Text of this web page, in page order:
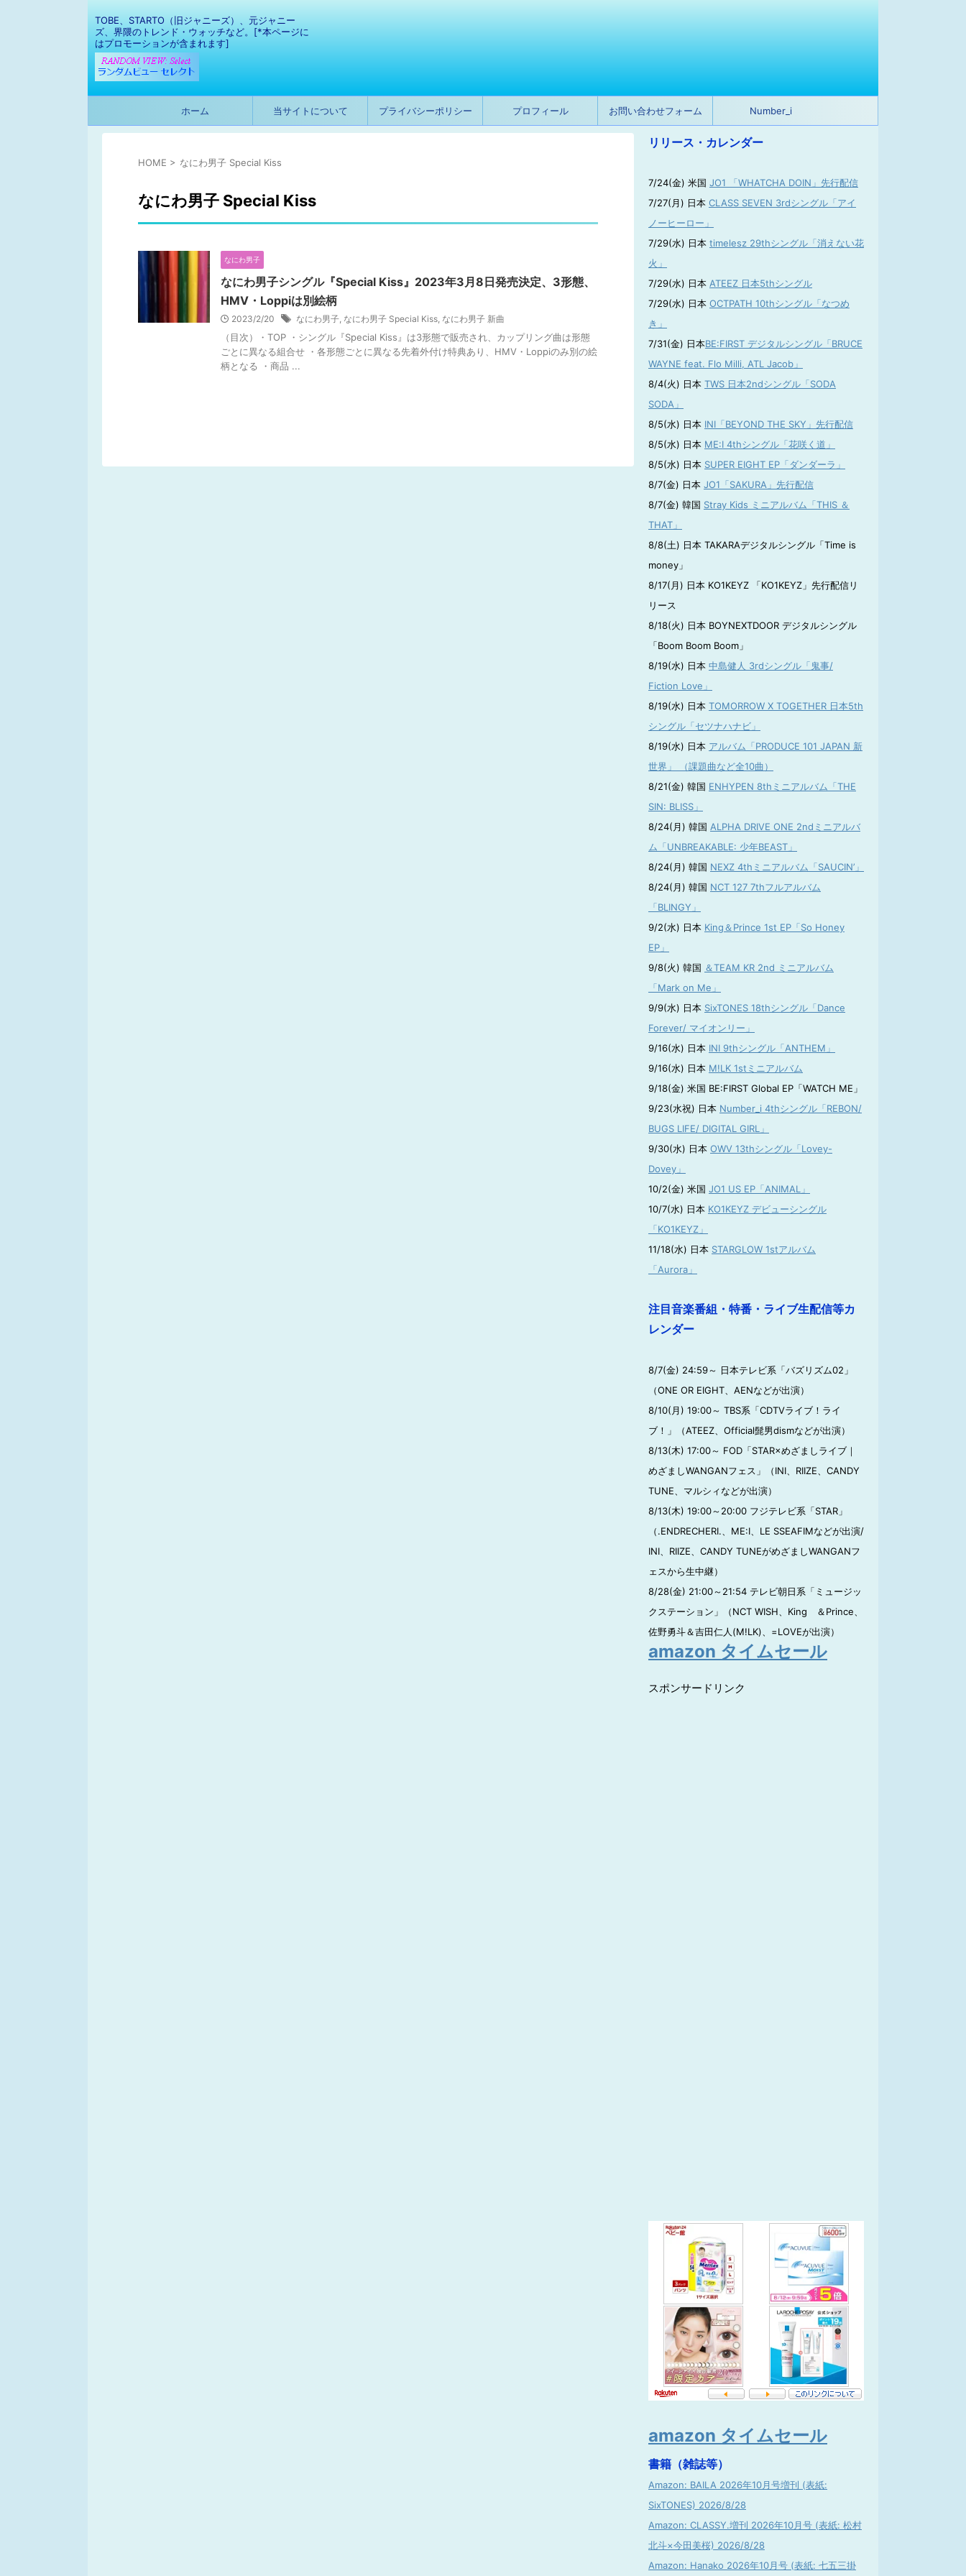
TOBE、STARTO（旧ジャニーズ）、元ジャニー
ズ、界隈のトレンド・ウォッチなど。[*本ページに
はプロモーションが含まれます]
ホーム 当サイトについて プライバシーポリシー プロフィール お問い合わせフォーム Number_i
HOME > なにわ男子 Special Kiss
なにわ男子 Special Kiss
なにわ男子
なにわ男子シングル『Special Kiss』2023年3月8日発売決定、3形態、
HMV・Loppiは別絵柄
2023/2/20 なにわ男子, なにわ男子 Special Kiss, なにわ男子 新曲
（目次）・TOP ・シングル『Special Kiss』は3形態で販売され、カップリング曲は形態
ごとに異なる組合せ ・各形態ごとに異なる先着外付け特典あり、HMV・Loppiのみ別の絵
柄となる ・商品 ...
リリース・カレンダー
7/24(金) 米国 JO1 「WHATCHA DOIN」先行配信
7/27(月) 日本 CLASS SEVEN 3rdシングル「アイ
ノーヒーロー」
7/29(水) 日本 timelesz 29thシングル「消えない花
火」
7/29(水) 日本 ATEEZ 日本5thシングル
7/29(水) 日本 OCTPATH 10thシングル「なつめ
き」
7/31(金) 日本BE:FIRST デジタルシングル「BRUCE
WAYNE feat. Flo Milli, ATL Jacob」
8/4(火) 日本 TWS 日本2ndシングル「SODA
SODA」
8/5(水) 日本 INI「BEYOND THE SKY」先行配信
8/5(水) 日本 ME:I 4thシングル「花咲く道」
8/5(水) 日本 SUPER EIGHT EP「ダンダーラ」
8/7(金) 日本 JO1「SAKURA」先行配信
8/7(金) 韓国 Stray Kids ミニアルバム「THIS ＆
THAT」
8/8(土) 日本 TAKARAデジタルシングル「Time is
money」
8/17(月) 日本 KO1KEYZ 「KO1KEYZ」先行配信リ
リース
8/18(火) 日本 BOYNEXTDOOR デジタルシングル
「Boom Boom Boom」
8/19(水) 日本 中島健人 3rdシングル「鬼事/
Fiction Love」
8/19(水) 日本 TOMORROW X TOGETHER 日本5th
シングル「セツナハナビ」
8/19(水) 日本 アルバム「PRODUCE 101 JAPAN 新
世界」 （課題曲など全10曲）
8/21(金) 韓国 ENHYPEN 8thミニアルバム「THE
SIN: BLISS」
8/24(月) 韓国 ALPHA DRIVE ONE 2ndミニアルバ
ム「UNBREAKABLE: 少年BEAST」
8/24(月) 韓国 NEXZ 4thミニアルバム「SAUCIN’」
8/24(月) 韓国 NCT 127 7thフルアルバム
「BLINGY」
9/2(水) 日本 King＆Prince 1st EP「So Honey
EP」
9/8(火) 韓国 ＆TEAM KR 2nd ミニアルバム
「Mark on Me」
9/9(水) 日本 SixTONES 18thシングル「Dance
Forever/ マイオンリー」
9/16(水) 日本 INI 9thシングル「ANTHEM」
9/16(水) 日本 M!LK 1stミニアルバム
9/18(金) 米国 BE:FIRST Global EP「WATCH ME」
9/23(水祝) 日本 Number_i 4thシングル「REBON/
BUGS LIFE/ DIGITAL GIRL」
9/30(水) 日本 OWV 13thシングル「Lovey-
Dovey」
10/2(金) 米国 JO1 US EP「ANIMAL」
10/7(水) 日本 KO1KEYZ デビューシングル
「KO1KEYZ」
11/18(水) 日本 STARGLOW 1stアルバム
「Aurora」
注目音楽番組・特番・ライブ生配信等カ
レンダー
8/7(金) 24:59～ 日本テレビ系「バズリズム02」
（ONE OR EIGHT、AENなどが出演）
8/10(月) 19:00～ TBS系「CDTVライブ！ライ
ブ！」（ATEEZ、Official髭男dismなどが出演）
8/13(木) 17:00～ FOD「STAR×めざましライブ｜
めざましWANGANフェス」（INI、RIIZE、CANDY
TUNE、マルシィなどが出演）
8/13(木) 19:00～20:00 フジテレビ系「STAR」
（.ENDRECHERI.、ME:I、LE SSEAFIMなどが出演/
INI、RIIZE、CANDY TUNEがめざましWANGANフ
ェスから生中継）
8/28(金) 21:00～21:54 テレビ朝日系「ミュージッ
クステーション」（NCT WISH、King ＆Prince、
佐野勇斗＆吉田仁人(M!LK)、=LOVEが出演）
amazon タイムセール
スポンサードリンク
amazon タイムセール
書籍（雑誌等）
Amazon: BAILA 2026年10月号増刊 (表紙:
SixTONES) 2026/8/28
Amazon: CLASSY.増刊 2026年10月号 (表紙: 松村
北斗×今田美桜) 2026/8/28
Amazon: Hanako 2026年10月号 (表紙: 七五三掛